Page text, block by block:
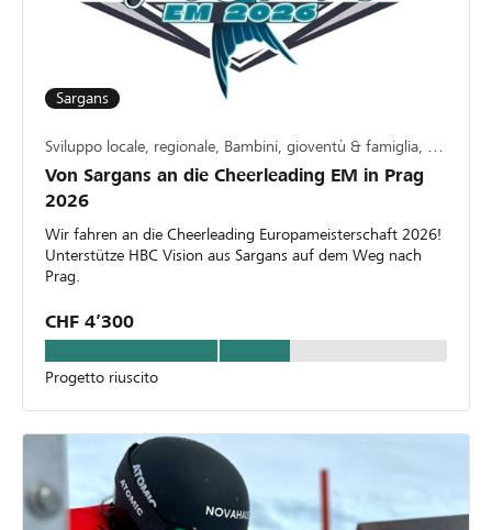
Sargans
Sviluppo locale, regionale, Bambini, gioventù & famiglia, Sport
Von Sargans an die Cheerleading EM in Prag
2026
Wir fahren an die Cheerleading Europameisterschaft 2026!
Unterstütze HBC Vision aus Sargans auf dem Weg nach
Prag.
CHF 4’300
Progetto riuscito